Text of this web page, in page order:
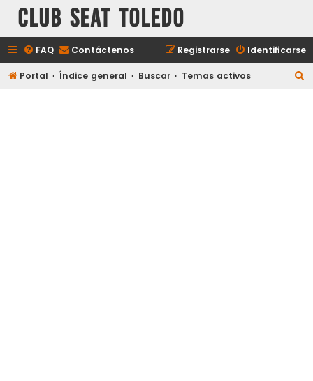
Club Seat Toledo
FAQ Contáctenos Identificarse
Registrarse
Portal Índice general Buscar Temas activos